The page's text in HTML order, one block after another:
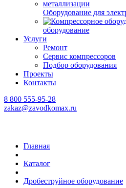
Оборудование для
оборудование
Услуги
Ремонт
Сервис компрессоров
Подбор оборудования
Проекты
Контакты
8 800 555-95-28
zakaz@zavodkomax.ru
Главная
Каталог
Дробеструйное оборудование